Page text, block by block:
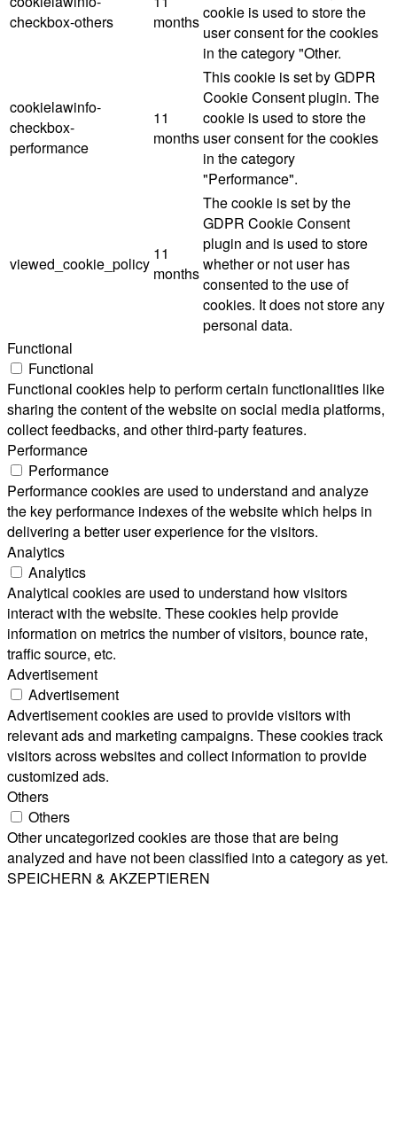
checkbox-others
monthscookie is used to store the
user consent for the cookies
in the category "Other.
cookielawinfo-
checkbox-
performance
11
months
This cookie is set by GDPR
Cookie Consent plugin. The
cookie is used to store the
user consent for the cookies
in the category
"Performance".
viewed_cookie_policy
11
months
The cookie is set by the
GDPR Cookie Consent
plugin and is used to store
whether or not user has
consented to the use of
cookies. It does not store any
personal data.
Functional
Functional
Functional cookies help to perform certain functionalities like
sharing the content of the website on social media platforms,
collect feedbacks, and other third-party features.
Performance
Performance
Performance cookies are used to understand and analyze
the key performance indexes of the website which helps in
delivering a better user experience for the visitors.
Analytics
Analytics
Analytical cookies are used to understand how visitors
interact with the website. These cookies help provide
information on metrics the number of visitors, bounce rate,
traffic source, etc.
Advertisement
Advertisement
Advertisement cookies are used to provide visitors with
relevant ads and marketing campaigns. These cookies track
visitors across websites and collect information to provide
customized ads.
Others
Others
Other uncategorized cookies are those that are being
analyzed and have not been classified into a category as yet.
SPEICHERN & AKZEPTIEREN